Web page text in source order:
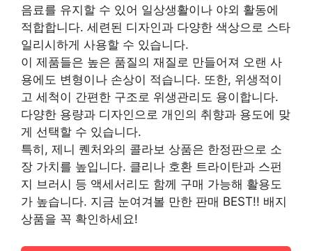
음료를 유지할 수 있어 일상생활이나 야외 활동에
적합합니다. 세련된 디자인과 다양한 색상으로 스타
일리시하게 사용할 수 있습니다.
이 제품들은 높은 품질의 재질로 만들어져 오랜 사
용에도 변형이나 손상이 적습니다. 또한, 위생적이
고 세척이 간편한 구조로 위생관리도 용이합니다.
다양한 용량과 디자인으로 개인의 취향과 용도에 맞
게 선택할 수 있습니다.
특히, 제니 퀜처와의 콜라보 상품은 한정판으로 소
장 가치를 높입니다. 클리나 호환 트라이탄과 스펀
지 브러시 등 액세서리도 함께 구매 가능해 활용도
가 높습니다. 지금 눈여겨볼 만한 판매 BEST!! 배지
상품을 꼭 확인하세요!